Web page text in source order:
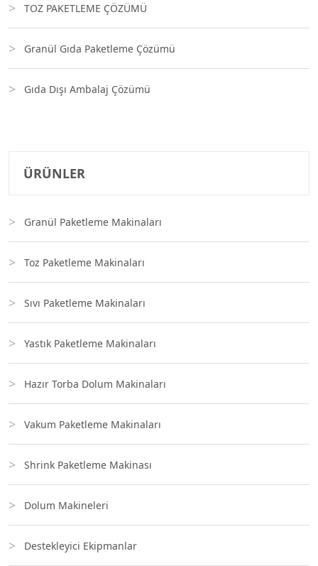
TOZ PAKETLEME ÇÖZÜMÜ
Granül Gıda Paketleme Çözümü
Gıda Dışı Ambalaj Çözümü
ÜRÜNLER
Granül Paketleme Makinaları
Toz Paketleme Makinaları
Sıvı Paketleme Makinaları
Yastık Paketleme Makinaları
Hazır Torba Dolum Makinaları
Vakum Paketleme Makinaları
Shrink Paketleme Makinası
Dolum Makineleri
Destekleyici Ekipmanlar